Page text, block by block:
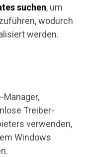
suchen, um
wodurch
werden.
Manager,
Treiber-
verwenden,
Windows